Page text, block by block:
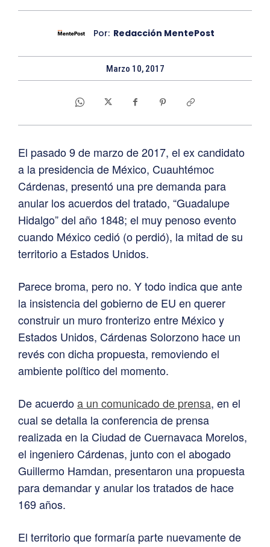
Por: Redacción MentePost
Marzo 10, 2017
El pasado 9 de marzo de 2017, el ex candidato
a la presidencia de México, Cuauhtémoc
Cárdenas, presentó una pre demanda para
anular los acuerdos del tratado, “Guadalupe
Hidalgo” del año 1848; el muy penoso evento
cuando México cedió (o perdió), la mitad de su
territorio a Estados Unidos.
Parece broma, pero no. Y todo indica que ante
la insistencia del gobierno de EU en querer
construir un muro fronterizo entre México y
Estados Unidos, Cárdenas Solorzono hace un
revés con dicha propuesta, removiendo el
ambiente político del momento.
De acuerdoa un comunicado de prensa, en el
cual se detalla la conferencia de prensa
realizada en la Ciudad de Cuernavaca Morelos,
el ingeniero Cárdenas, junto con el abogado
Guillermo Hamdan, presentaron una propuesta
para demandar y anular los tratados de hace
169 años.
El territorio que formaría parte nuevamente de